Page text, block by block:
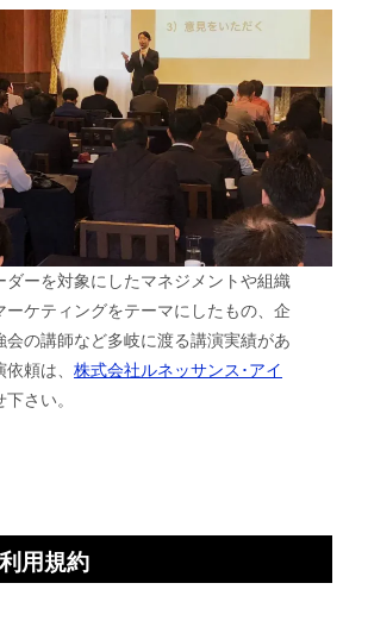
ダーを対象にしたマネジメントや組織
ーケティングをテーマにしたもの、企
会の講師など多岐に渡る講演実績があ
依頼は、株式会社ルネッサンス･アイ
さい。
用規約